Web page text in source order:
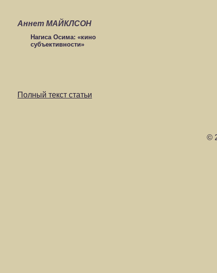
Аннет МАЙКЛСОН
Нагиса Осима: «кино
субъективности»
Полный текст статьи
©